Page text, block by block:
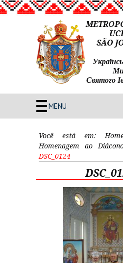
SÃO
Святого
MENU
Você está em:
Homenagem ao
DSC_0124